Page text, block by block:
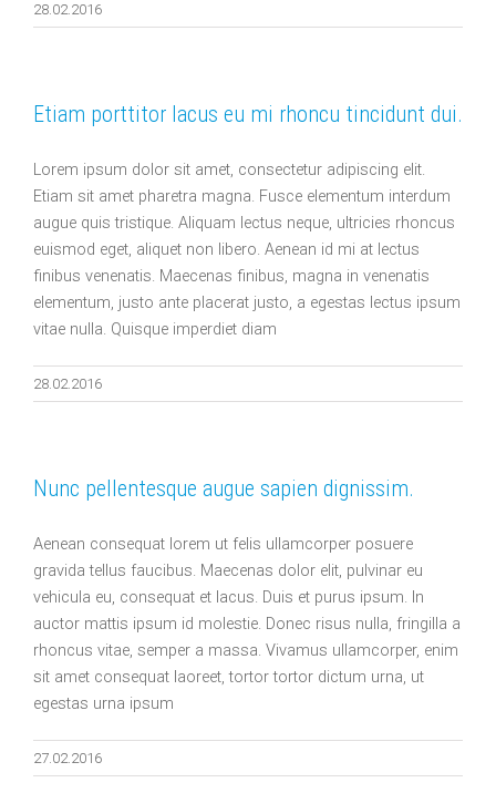
28.02.2016
Etiam porttitor lacus eu mi rhoncu tincidunt dui.
Lorem ipsum dolor sit amet, consectetur adipiscing elit.
Etiam sit amet pharetra magna. Fusce elementum interdum
augue quis tristique. Aliquam lectus neque, ultricies rhoncus
euismod eget, aliquet non libero. Aenean id mi at lectus
finibus venenatis. Maecenas finibus, magna in venenatis
elementum, justo ante placerat justo, a egestas lectus ipsum
vitae nulla. Quisque imperdiet diam
28.02.2016
Nunc pellentesque augue sapien dignissim.
Aenean consequat lorem ut felis ullamcorper posuere
gravida tellus faucibus. Maecenas dolor elit, pulvinar eu
vehicula eu, consequat et lacus. Duis et purus ipsum. In
auctor mattis ipsum id molestie. Donec risus nulla, fringilla a
rhoncus vitae, semper a massa. Vivamus ullamcorper, enim
sit amet consequat laoreet, tortor tortor dictum urna, ut
egestas urna ipsum
27.02.2016